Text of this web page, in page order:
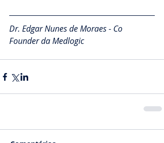
Dr. Edgar Nunes de Moraes - Co
Founder da Medlogic